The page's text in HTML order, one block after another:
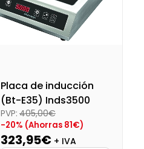
Placa de inducción
(Bt-E35) Inds3500
PVP: 405,00€
-20% (Ahorras 81€)
323,95€ + IVA